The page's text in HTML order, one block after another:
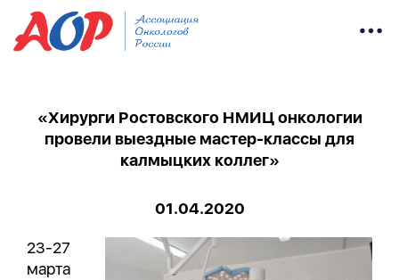
«Хирурги Ростовского НМИЦ онкологии
провели выездные мастер-классы для
калмыцких коллег»
01.04.2020
23-27
марта